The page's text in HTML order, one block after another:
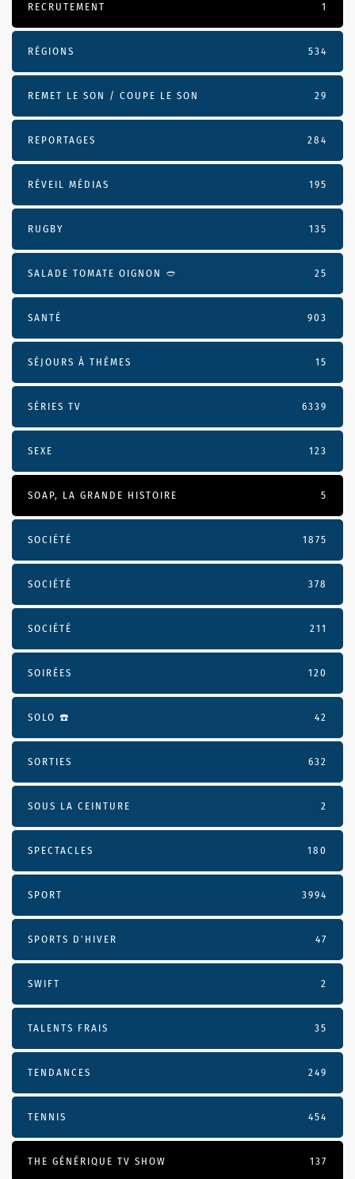
RECRUTEMENT 1
RÉGIONS 534
REMET LE SON / COUPE LE SON 29
REPORTAGES 284
RÉVEIL MÉDIAS 195
RUGBY 135
SALADE TOMATE OIGNON 🥙 25
SANTÉ 903
SÉJOURS À THÈMES 15
SÉRIES TV 6339
SEXE 123
SOAP, LA GRANDE HISTOIRE 5
SOCIÉTÉ 1875
SOCIÉTÉ 378
SOCIÉTÉ 211
SOIRÉES 120
SOLO ☎️ 42
SORTIES 632
SOUS LA CEINTURE 2
SPECTACLES 180
SPORT 3994
SPORTS D'HIVER 47
SWIFT 2
TALENTS FRAIS 35
TENDANCES 249
TENNIS 454
THE GÉNÉRIQUE TV SHOW 137